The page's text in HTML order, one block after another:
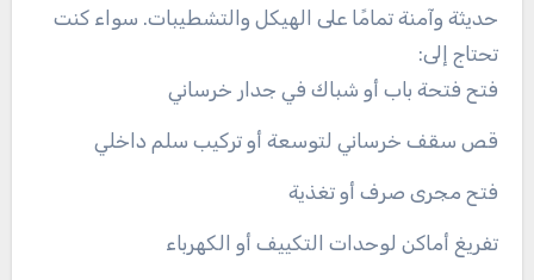
حديثة وآمنة تمامًا على الهيكل والتشطيبات. سواء كنت
تحتاج إلى:
فتح فتحة باب أو شباك في جدار خرساني
قص سقف خرساني لتوسعة أو تركيب سلم داخلي
فتح مجرى صرف أو تغذية
تفريغ أماكن لوحدات التكييف أو الكهرباء